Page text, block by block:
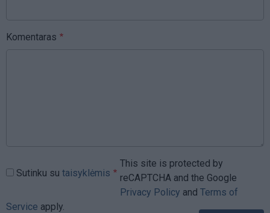
Komentaras
Sutinku su taisyklėmis
This site is protected by
reCAPTCHA and the Google
Privacy Policy and Terms of
Service apply.